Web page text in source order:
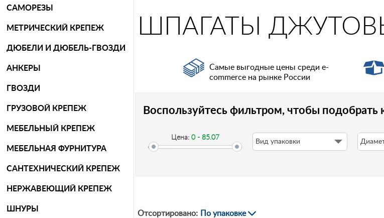
ШПАГАТЫ
Самые выгодные цены среди e-
commerce на рынке России
САМОРЕЗЫ
МЕТРИЧЕСКИЙ КРЕПЕЖ
ДЮБЕЛИ И ДЮБЕЛЬ-ГВОЗДИ
АНКЕРЫ
ГВОЗДИ
ГРУЗОВОЙ КРЕПЕЖ
МЕБЕЛЬНЫЙ КРЕПЕЖ
МЕБЕЛЬНАЯ ФУРНИТУРА
САНТЕХНИЧЕСКИЙ КРЕПЕЖ
НЕРЖАВЕЮЩИЙ КРЕПЕЖ
ШНУРЫ
Воспользуйтесь фильтром, чтобы подобрать
Цена:0 - 85.07
Рублей
Вид упаковки
Отсортировано: По упаковке